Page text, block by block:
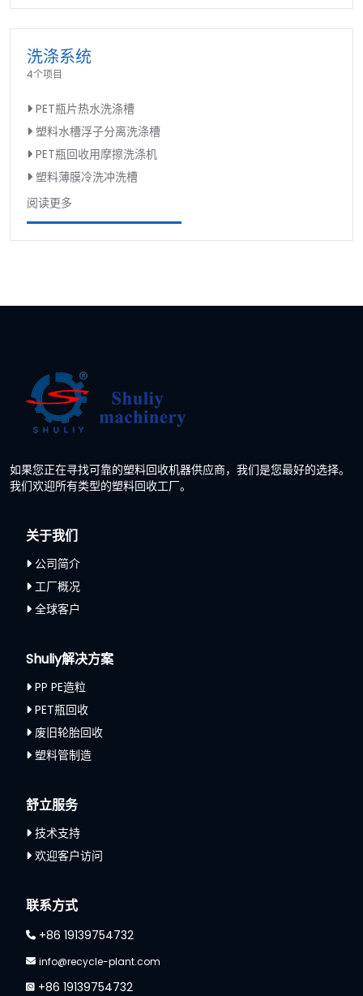
洗涤系统
4个项目
PET瓶片热水洗涤槽
塑料水槽浮子分离洗涤槽
PET瓶回收用摩擦洗涤机
塑料薄膜冷洗冲洗槽
阅读更多
如果您正在寻找可靠的塑料回收机器供应商，我们是您最好的选择。
我们欢迎所有类型的塑料回收工厂。
关于我们
公司简介
工厂概况
全球客户
Shuliy解决方案
PP PE造粒
PET瓶回收
废旧轮胎回收
塑料管制造
舒立服务
技术支持
欢迎客户访问
联系方式
+86 19139754732
info@recycle-plant.com
+86 19139754732